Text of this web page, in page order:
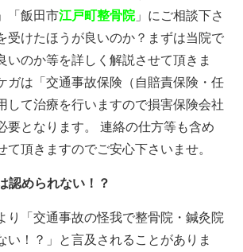
「飯田市江戸町整骨院」にご相談下さ
受けたほうが良いのか？まずは当院で
いのか等を詳しく解説させて頂きま
ガは「交通事故保険（自賠責保険・任
して治療を行いますので損害保険会社
要となります。 連絡の仕方等も含め
て頂きますのでご安心下さいませ。
認められない！？
り「交通事故の怪我で整骨院・鍼灸院
い！？」と言及されることがありま